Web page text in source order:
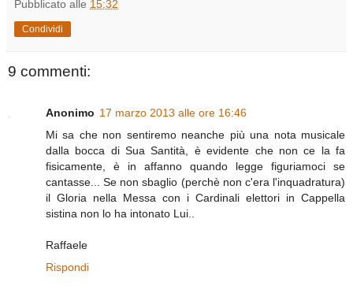
Pubblicato alle 15:32
Condividi
9 commenti:
Anonimo 17 marzo 2013 alle ore 16:46
Mi sa che non sentiremo neanche più una nota musicale
dalla bocca di Sua Santità, è evidente che non ce la fa
fisicamente, è in affanno quando legge figuriamoci se
cantasse... Se non sbaglio (perchè non c'era l'inquadratura)
il Gloria nella Messa con i Cardinali elettori in Cappella
sistina non lo ha intonato Lui..
Raffaele
Rispondi